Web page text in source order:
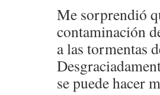
Me sorprendió
contaminación
a las tormentas
se puede hacer